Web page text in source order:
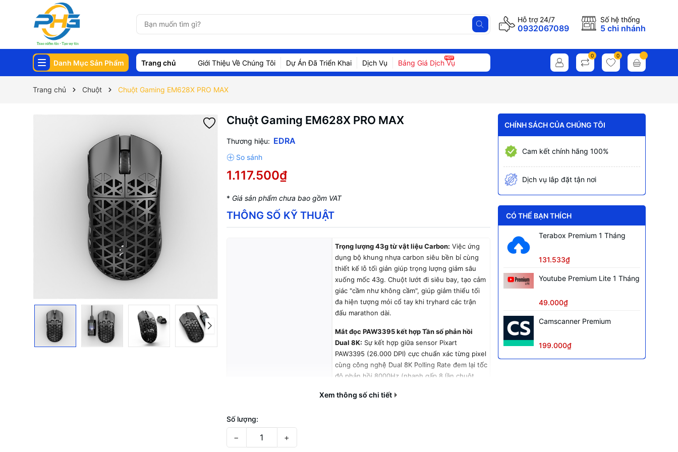
Hỗ trợ 24/7
0932067089
Số hệ thống
5 chi nhánh
Danh Mục Sản Phẩm Trang chủ Giới Thiệu Về Chúng Tôi Dự Án Đã Triển Khai Dịch Vụ Bảng Giá Dịch Vụ
0 0
Trang chủ Chuột Chuột Gaming EM628X PRO MAX
Chuột Gaming EM628X PRO MAX
Thương hiệu: EDRA
1.117.500₫
* Giá sản phẩm chưa bao gồm VAT
THÔNG SỐ KỸ THUẬT
Trọng lượng 43g từ vật liệu Carbon: Việc ứng
dụng bộ khung nhựa carbon siêu bền bỉ cùng
thiết kế lỗ tối giản giúp trọng lượng giảm sâu
xuống mốc 43g. Chuột lướt đi siêu bay, tạo cảm
giác "cầm như không cầm", giúp giảm thiểu tối
đa hiện tượng mỏi cổ tay khi tryhard các trận
đấu marathon dài.
Mắt đọc PAW3395 kết hợp Tần số phản hồi
Dual 8K: Sự kết hợp giữa sensor Pixart
PAW3395 (26.000 DPI) cực chuẩn xác từng pixel
cùng công nghệ Dual 8K Polling Rate đem lại tốc
độ phản hồi 8000Hz (nhanh gấp 8 lần chuột
tiêu trong game FPS đều diễn ra gần như tức
Xem thông số chi tiết
Số lượng:
− +
CHÍNH SÁCH CỦA CHÚNG TÔI
Cam kết chính hãng 100%
Dịch vụ lắp đặt tận nơi
CÓ THỂ BẠN THÍCH
Terabox Premium 1 Tháng
131.533₫
Youtube Premium Lite 1 Tháng
49.000₫
Camscanner Premium
199.000₫